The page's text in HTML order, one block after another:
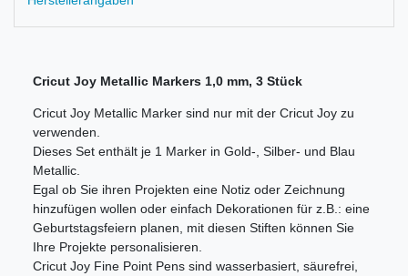
Cricut Joy Metallic Markers 1,0 mm, 3 Stück
Cricut Joy Metallic Marker sind nur mit der Cricut Joy zu
verwenden.
Dieses Set enthält je 1 Marker in Gold-, Silber- und Blau
Metallic.
Egal ob Sie ihren Projekten eine Notiz oder Zeichnung
hinzufügen wollen oder einfach Dekorationen für z.B.: eine
Geburtstagsfeiern planen, mit diesen Stiften können Sie
Ihre Projekte personalisieren.
Cricut Joy Fine Point Pens sind wasserbasiert, säurefrei,